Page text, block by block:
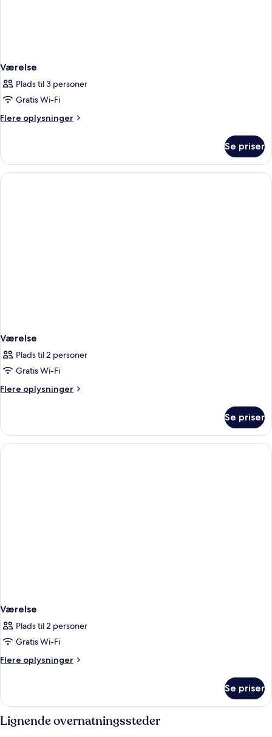
Værelse
Plads til 3 personer
Gratis Wi-Fi
Flere oplysninger
Flere
Se priser
Værelse
Plads til 2 personer
Gratis Wi-Fi
Flere oplysninger
Flere
Se priser
Værelse
Plads til 2 personer
Gratis Wi-Fi
Flere oplysninger
Flere
Se priser
Lignende overnatningssteder